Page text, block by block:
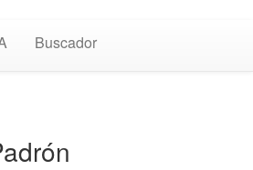
Buscador